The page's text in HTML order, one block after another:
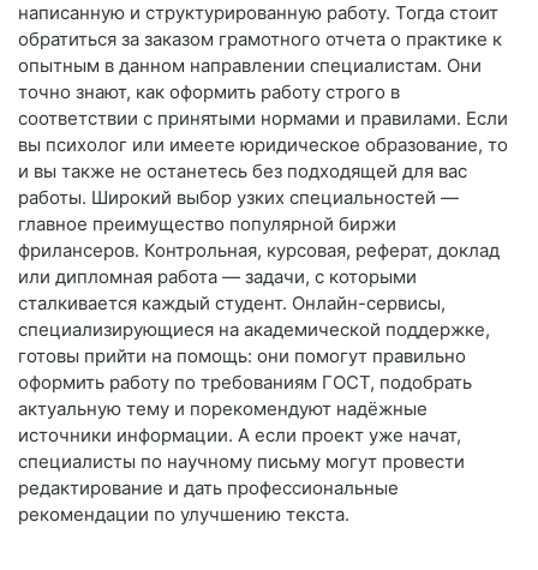
написанную и структурированную работу. Тогда стоит
обратиться за заказом грамотного отчета о практике к
опытным в данном направлении специалистам. Они
точно знают, как оформить работу строго в
соответствии с принятыми нормами и правилами. Если
вы психолог или имеете юридическое образование, то
и вы также не останетесь без подходящей для вас
работы. Широкий выбор узких специальностей —
главное преимущество популярной биржи
фрилансеров. Контрольная, курсовая, реферат, доклад
или дипломная работа — задачи, с которыми
сталкивается каждый студент. Онлайн-сервисы,
специализирующиеся на академической поддержке,
готовы прийти на помощь: они помогут правильно
оформить работу по требованиям ГОСТ, подобрать
актуальную тему и порекомендуют надёжные
источники информации. А если проект уже начат,
специалисты по научному письму могут провести
редактирование и дать профессиональные
рекомендации по улучшению текста.